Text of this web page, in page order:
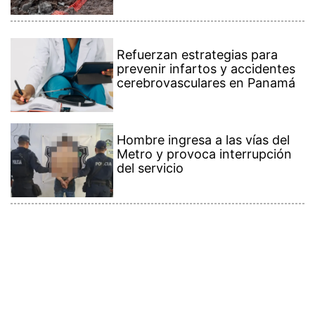
Refuerzan estrategias para
prevenir infartos y accidentes
cerebrovasculares en Panamá
Hombre ingresa a las vías del
Metro y provoca interrupción
del servicio